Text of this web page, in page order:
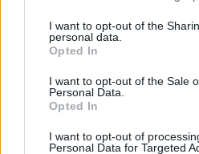
not limited to your visit or usage
grant or deny consent to Google
use your data for below specified
consent section.
I want to opt-out of the
personal data.
Opted In
I want to opt-out of the Sale
Personal Data.
Opted In
I want to opt-out of
Personal Data for Targeted
Έτσι σε περίπτωση που η
βασιλιά Κάρολο, που είναι
Επομένως εάν εφαρμοστεί ο
αυτό σημαίνει ότι σε